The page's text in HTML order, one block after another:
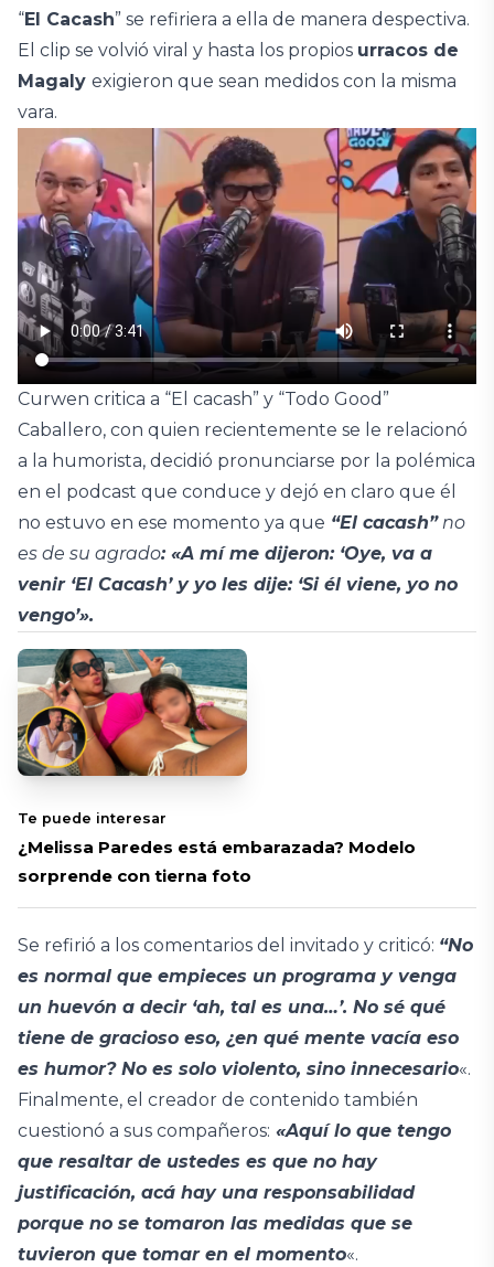
“El Cacash” se refiriera a ella de manera despectiva.
El clip se volvió viral y hasta los propios urracos de
Magaly exigieron que sean medidos con la misma
vara.
Curwen critica a “El cacash” y “Todo Good”
Caballero, con quien recientemente se le relacionó
a la humorista, decidió pronunciarse por la polémica
en el podcast que conduce y dejó en claro que él
no estuvo en ese momento ya que “El cacash”no
es de su agrado: «A mí me dijeron: ‘Oye, va a
venir ‘El Cacash’ y yo les dije: ‘Si él viene, yo no
vengo’».
Te puede interesar
¿Melissa Paredes está embarazada? Modelo
sorprende con tierna foto
Se refirió a los comentarios del invitado y criticó: “No
es normal que empieces un programa y venga
un huevón a decir ‘ah, tal es una…’. No sé qué
tiene de gracioso eso, ¿en qué mente vacía eso
es humor? No es solo violento, sino innecesario«.
Finalmente, el creador de contenido también
cuestionó a sus compañeros: «Aquí lo que tengo
que resaltar de ustedes es que no hay
justificación, acá hay una responsabilidad
porque no se tomaron las medidas que se
tuvieron que tomar en el momento«.